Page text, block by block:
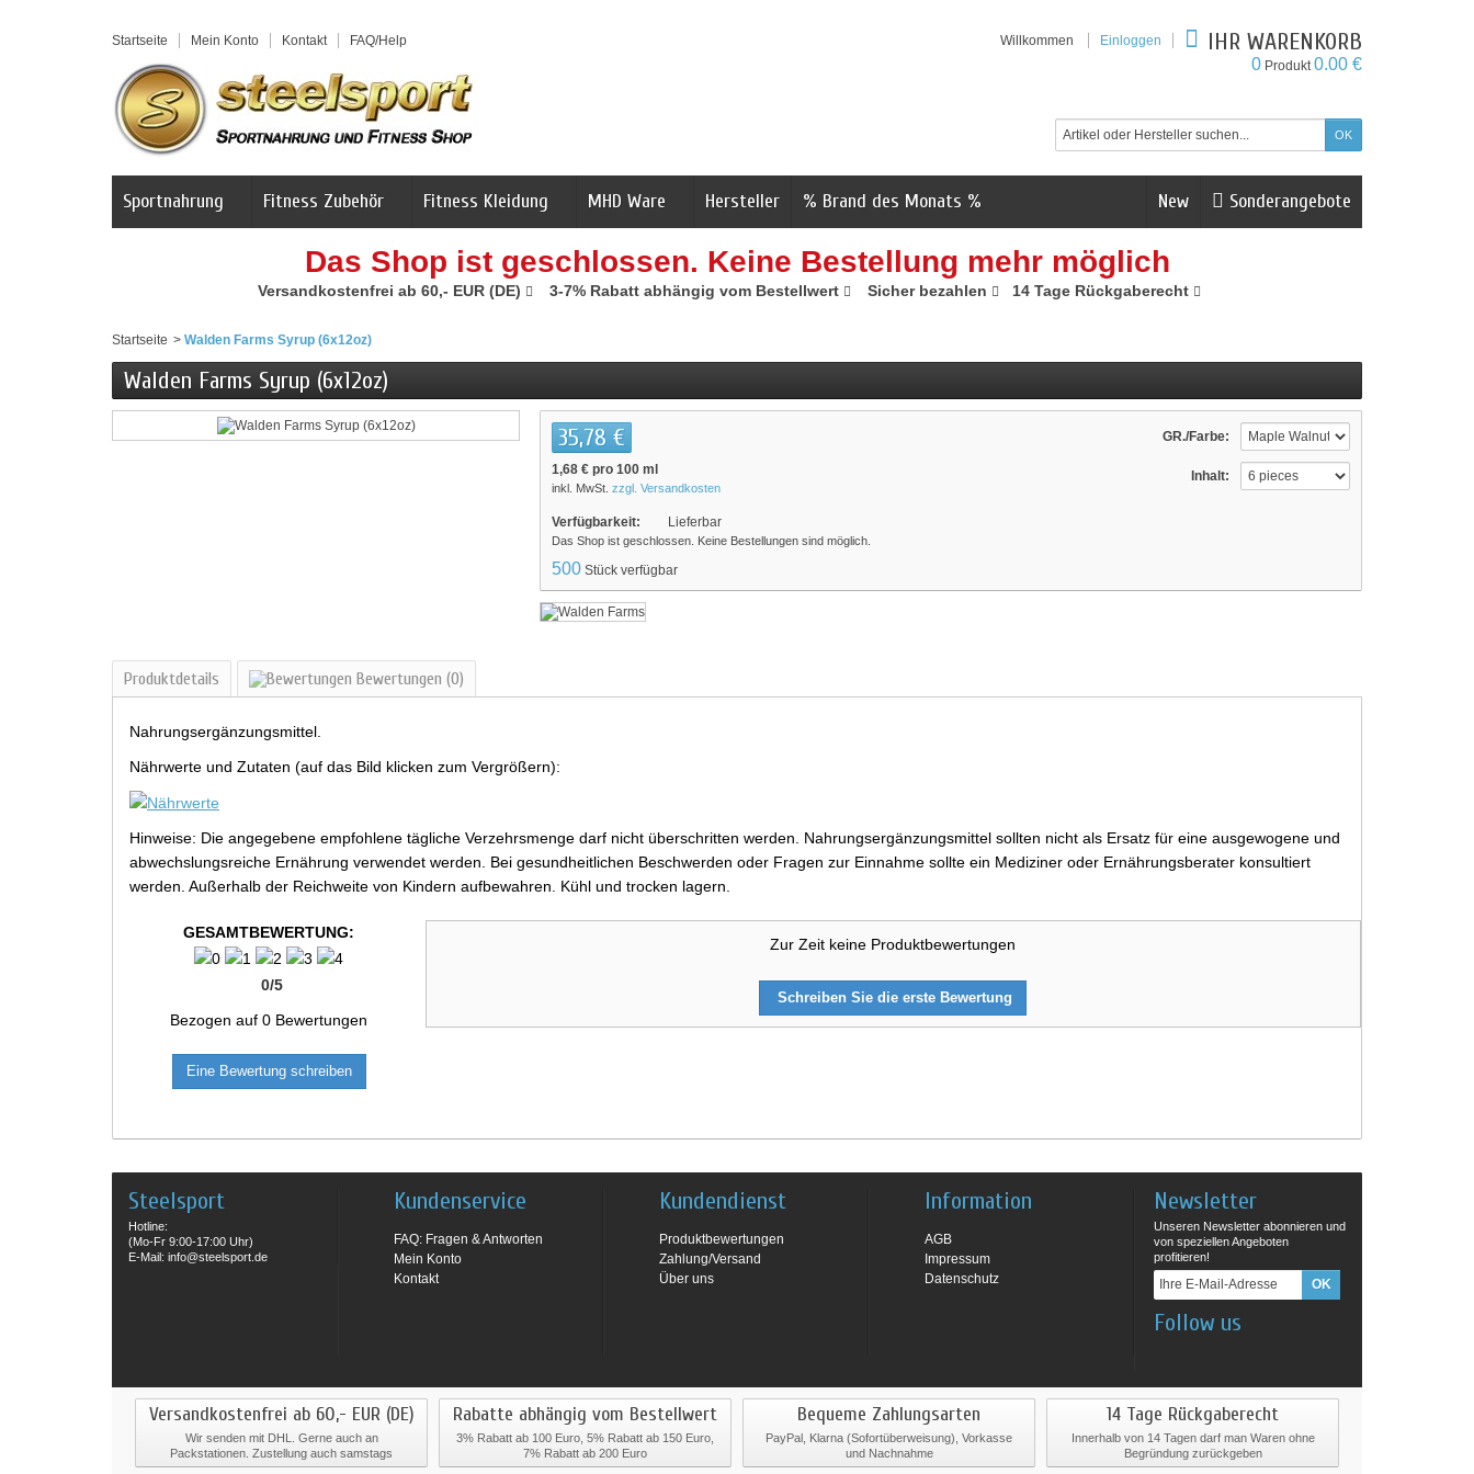
Startseite Mein Konto Kontakt FAQ/Help Willkommen Einloggen IHR WARENKORB
0 Produkt0.00 €
Sonderangebote
New
Sportnahrung Fitness Zubehör Fitness Kleidung MHD Ware Hersteller % Brand des Monats %
Das Shop ist geschlossen. Keine Bestellung mehr möglich
Versandkostenfrei ab 60,- EUR (DE) 3-7% Rabatt abhängig vom Bestellwert Sicher bezahlen 14 Tage Rückgaberecht
Startseite > Walden Farms Syrup (6x12oz)
Walden Farms Syrup (6x12oz)
GR./Farbe:
Inhalt:
35,78 €
1,68 € pro 100 ml
inkl. MwSt. zzgl. Versandkosten
Verfügbarkeit: Lieferbar
Das Shop ist geschlossen. Keine Bestellungen sind möglich.
500 Stück verfügbar
Produktdetails Bewertungen (0)
Nahrungsergänzungsmittel.
Nährwerte und Zutaten (auf das Bild klicken zum Vergrößern):
Hinweise: Die angegebene empfohlene tägliche Verzehrsmenge darf nicht überschritten werden. Nahrungsergänzungsmittel sollten nicht als Ersatz für eine ausgewogene und
abwechslungsreiche Ernährung verwendet werden. Bei gesundheitlichen Beschwerden oder Fragen zur Einnahme sollte ein Mediziner oder Ernährungsberater konsultiert
werden. Außerhalb der Reichweite von Kindern aufbewahren. Kühl und trocken lagern.
GESAMTBEWERTUNG:
0/5
Bezogen auf0 Bewertungen
Eine Bewertung schreiben
Zur Zeit keine Produktbewertungen
Schreiben Sie die erste Bewertung
Steelsport
Hotline:
(Mo-Fr 9:00-17:00 Uhr)
E-Mail: info@steelsport.de
Kundenservice
FAQ: Fragen & Antworten
Mein Konto
Kontakt
Kundendienst
Produktbewertungen
Zahlung/Versand
Über uns
Information
AGB
Impressum
Datenschutz
Newsletter
Unseren Newsletter abonnieren und
von speziellen Angeboten
profitieren!
Follow us
Versandkostenfrei ab 60,- EUR (DE)
Wir senden mit DHL. Gerne auch an
Packstationen. Zustellung auch samstags
Rabatte abhängig vom Bestellwert
3% Rabatt ab 100 Euro, 5% Rabatt ab 150 Euro,
7% Rabatt ab 200 Euro
Bequeme Zahlungsarten
PayPal, Klarna (Sofortüberweisung), Vorkasse
und Nachnahme
14 Tage Rückgaberecht
Innerhalb von 14 Tagen darf man Waren ohne
Begründung zurückgeben